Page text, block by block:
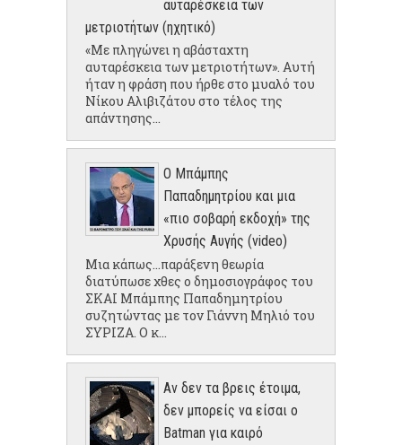
αυταρέσκεια των
μετριοτήτων (ηχητικό)
«Με πληγώνει η αβάσταχτη
αυταρέσκεια των μετριοτήτων». Αυτή
ήταν η φράση που ήρθε στο μυαλό του
Νίκου Αλιβιζάτου στο τέλος της
απάντησης...
Ο Μπάμπης
Παπαδημητρίου και μια
«πιο σοβαρή εκδοχή» της
Χρυσής Αυγής (video)
Μια κάπως...παράξενη θεωρία
διατύπωσε χθες ο δημοσιογράφος του
ΣΚΑΙ Μπάμπης Παπαδημητρίου
συζητώντας με τον Γιάννη Μηλιό του
ΣΥΡΙΖΑ. Ο κ...
Αν δεν τα βρεις έτοιμα,
δεν μπορείς να είσαι ο
Batman για καιρό